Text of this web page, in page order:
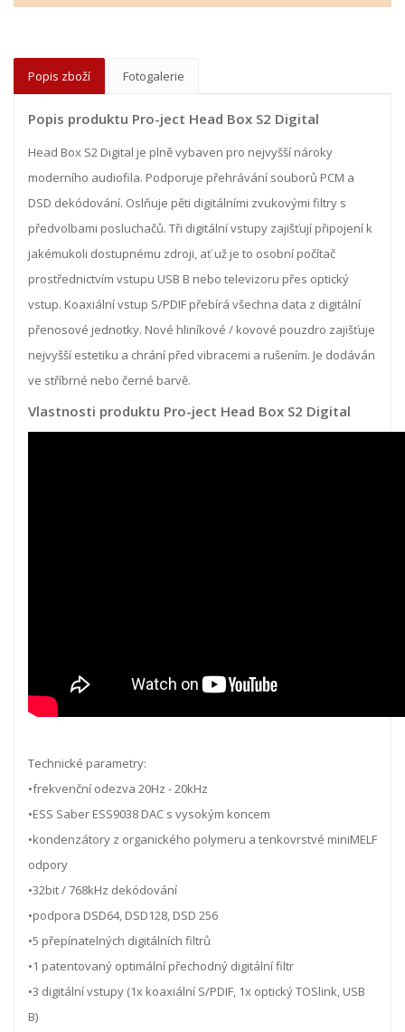
Popis zboží Fotogalerie
Popis produktu Pro-ject Head Box S2 Digital
Head Box S2 Digital je plně vybaven pro nejvyšší nároky
moderního audiofila. Podporuje přehrávání souborů PCM a
DSD dekódování. Oslňuje pěti digitálními zvukovými filtry s
předvolbami posluchačů. Tři digitální vstupy zajišťují připojení k
jakémukoli dostupnému zdroji, ať už je to osobní počítač
prostřednictvím vstupu USB B nebo televizoru přes optický
vstup. Koaxiální vstup S/PDIF přebírá všechna data z digitální
přenosové jednotky. Nové hliníkové / kovové pouzdro zajišťuje
nejvyšší estetiku a chrání před vibracemi a rušením. Je dodáván
ve stříbrné nebo černé barvě.
Vlastnosti produktu Pro-ject Head Box S2 Digital
Technické parametry:
•frekvenční odezva 20Hz - 20kHz
•ESS Saber ESS9038 DAC s vysokým koncem
•kondenzátory z organického polymeru a tenkovrstvé miniMELF
odpory
•32bit / 768kHz dekódování
•podpora DSD64, DSD128, DSD 256
•5 přepínatelných digitálních filtrů
•1 patentovaný optimální přechodný digitální filtr
•3 digitální vstupy (1x koaxiální S/PDIF, 1x optický TOSlink, USB
B)